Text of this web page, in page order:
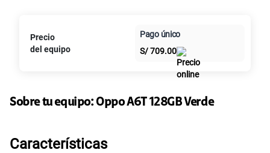
125GBen alta velocidad
Al contado Cuotas Claro
Precio
del equipo
Pago único
S/709.00
Sobre tu equipo:OppoA6T 128GB Verde
Características